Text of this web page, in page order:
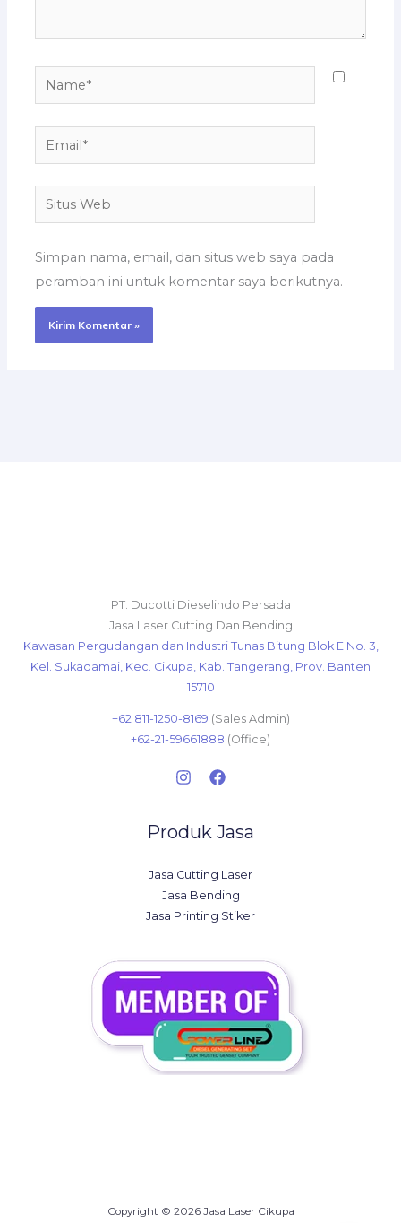
Name*
Email*
Situs
Web
Simpan nama, email, dan situs web saya pada
peramban ini untuk komentar saya berikutnya.
PT. Ducotti Dieselindo Persada
Jasa Laser Cutting Dan Bending
Kawasan Pergudangan dan Industri Tunas Bitung Blok E No. 3,
Kel. Sukadamai, Kec. Cikupa, Kab. Tangerang, Prov. Banten
15710
+62 811-1250-8169 (Sales Admin)
+62-21-59661888 (Office)
Produk Jasa
Jasa Cutting Laser
Jasa Bending
Jasa Printing Stiker
Copyright © 2026 Jasa Laser Cikupa